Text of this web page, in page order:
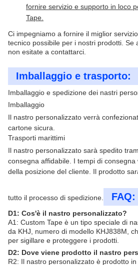
fornire servizio e supporto in loco
Tape.
Ci impegniamo a fornire il miglior
tecnico possibile per i nostri prodotti. Se
non esitate a contattarci.
Imballaggio e trasporto:
Imballaggio e spedizione dei nastri
Imballaggio
Il nastro personalizzato verrà
cartone sicura.
Trasporti marittimi
Il nastro personalizzato sarà spedito
consegna affidabile. I tempi di
della posizione del cliente. Il prodotto
tutto il processo di spedizione. FAQ:
D1: Cos'è il nastro personalizzato?
A1: Custom Tape è un tipo speciale di
da KHJ, numero di modello KHJ838M,
per sigillare e proteggere i prodotti.
D2: Dove viene prodotto il nastro
R2: Il nastro personalizzato è prodotto in